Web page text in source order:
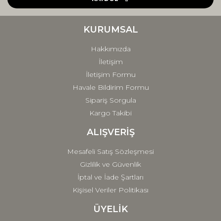
Ürün fiyatı diğer sitelerden daha pahalı.
Gönder
KURUMSAL
Hakkımızda
İletişim
İletişim Formu
Havale Bildirim Formu
Sipariş Sorgula
Kargo Takibi
ALIŞVERİŞ
Mesafeli Satış Sözleşmesi
Gizlilik ve Güvenlik
İptal ve İade Şartları
Kişisel Veriler Politikası
ÜYELİK